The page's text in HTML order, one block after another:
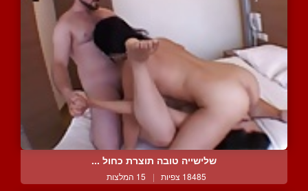
שלישייה טובה תוצרת כחול ...
18485 צפיות | 15 המלצות